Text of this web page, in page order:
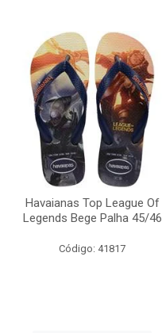
Havaianas Top League Of
Legends Bege Palha 45/46
Código: 41817